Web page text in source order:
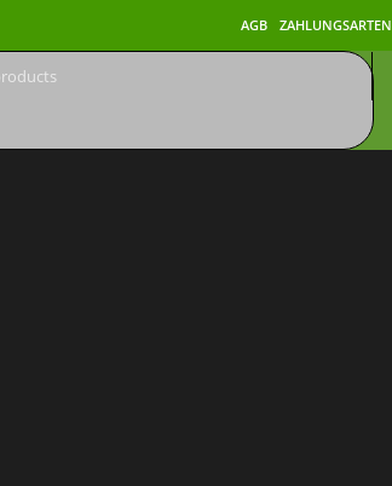
AGB ZAHLUNGSARTEN